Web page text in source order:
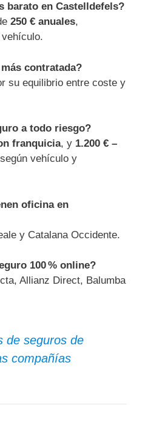
barato en Castelldefels?
250 € anuales,
contratada?
su equilibrio entre coste y
a todo riesgo?
franquicia, y 1.200 € –
vehículo y
oficina en
y Catalana Occidente.
100 % online?
Allianz Direct, Balumba
de seguros de
compañías